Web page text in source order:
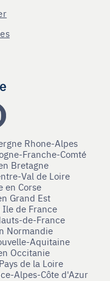
Rhone-Alpes
Franche-Comté
Bretagne
Val de Loire
en Corse
Grand Est
de France
de-France
Normandie
Aquitaine
Occitanie
de la Loire
Alpes-Côte d'Azur